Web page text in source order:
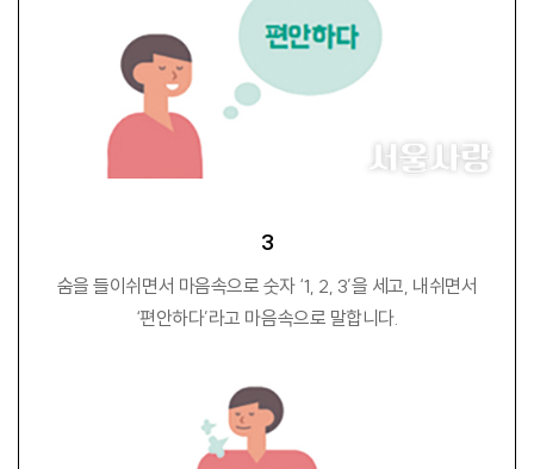
3
숨을 들이쉬면서 마음속으로 숫자 ‘1, 2, 3’을 세고, 내쉬면서
‘편안하다’라고 마음속으로 말합니다.